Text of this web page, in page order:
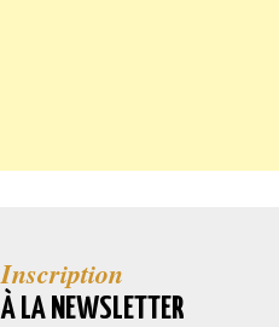
Inscription
À LA NEWSLETTER